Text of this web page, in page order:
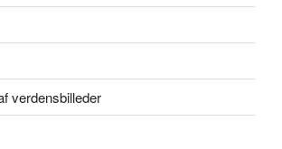
verdensbilleder